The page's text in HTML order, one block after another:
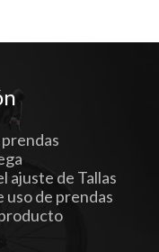
ajuste de Tallas
uso de prendas